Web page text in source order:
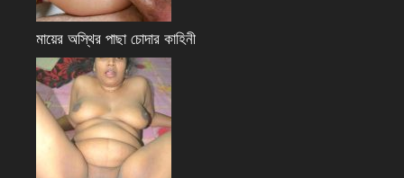
মায়ের অস্থির পাছা চোদার কাহিনী